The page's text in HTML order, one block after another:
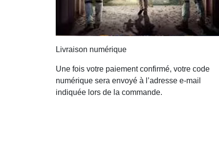
Livraison numérique
Une fois votre paiement confirmé, votre code
numérique sera envoyé à l’adresse e-mail
indiquée lors de la commande.